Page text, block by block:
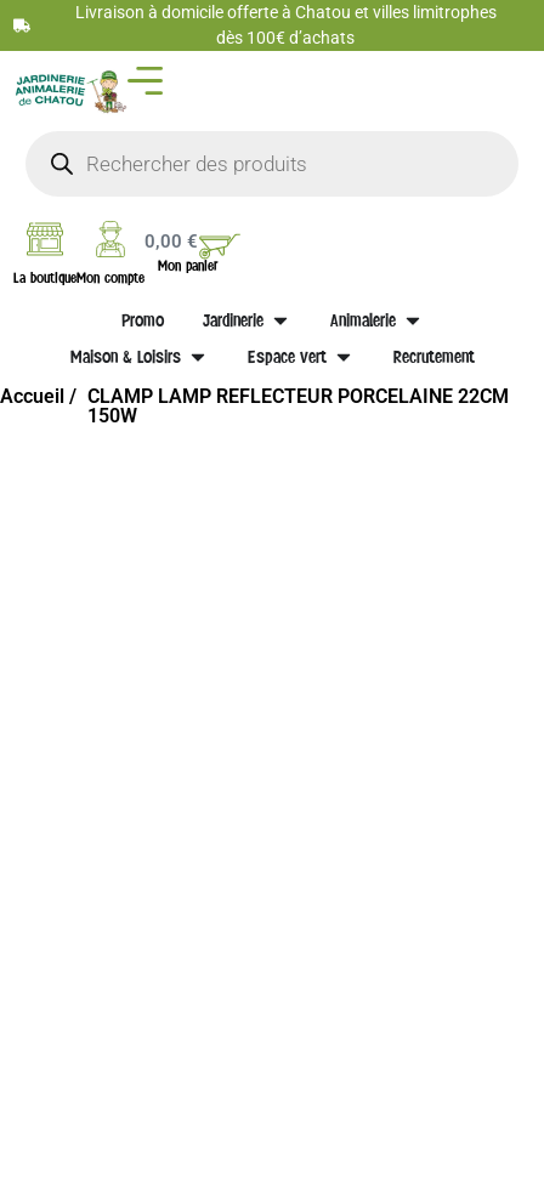
Livraison à domicile offerte à Chatou et villes limitrophes
dès 100€ d’achats
La boutiqueMon compte
0,00€
Mon panier
Promo Jardinerie
Animalerie
Maison & Loisirs
Espace vert Recrutement
Accueil / CLAMP LAMP REFLECTEUR PORCELAINE 22CM
150W